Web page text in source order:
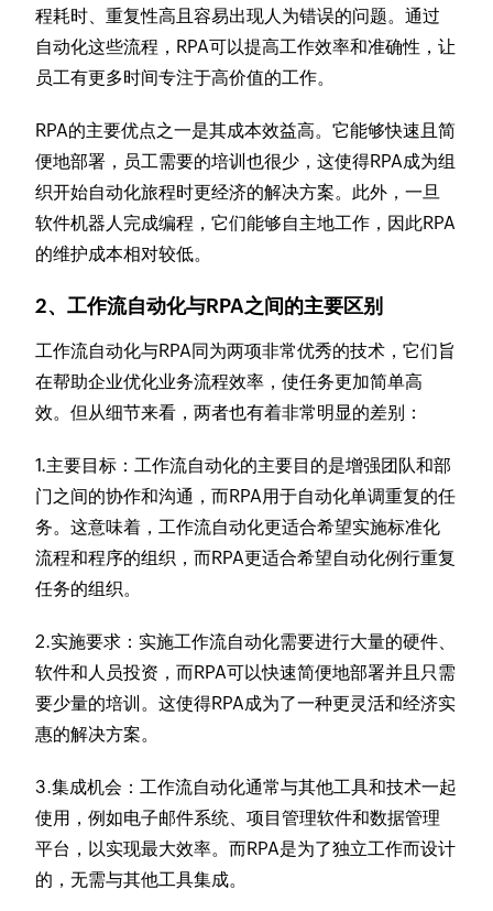
程耗时、重复性高且容易出现人为错误的问题。通过
自动化这些流程，RPA可以提高工作效率和准确性，让
员工有更多时间专注于高价值的工作。
RPA的主要优点之一是其成本效益高。它能够快速且简
便地部署，员工需要的培训也很少，这使得RPA成为组
织开始自动化旅程时更经济的解决方案。此外，一旦
软件机器人完成编程，它们能够自主地工作，因此RPA
的维护成本相对较低。
2、工作流自动化与RPA之间的主要区别
工作流自动化与RPA同为两项非常优秀的技术，它们旨
在帮助企业优化业务流程效率，使任务更加简单高
效。但从细节来看，两者也有着非常明显的差别：
1.主要目标：工作流自动化的主要目的是增强团队和部
门之间的协作和沟通，而RPA用于自动化单调重复的任
务。这意味着，工作流自动化更适合希望实施标准化
流程和程序的组织，而RPA更适合希望自动化例行重复
任务的组织。
2.实施要求： 实施工作流自动化需要进行大量的硬件、
软件和人员投资，而RPA可以快速简便地部署并且只需
要少量的培训。这使得RPA成为了一种更灵活和经济实
惠的解决方案。
3.集成机会：工作流自动化通常与其他工具和技术一起
使用，例如电子邮件系统、项目管理软件和数据管理
平台，以实现最大效率。而RPA是为了独立工作而设计
的，无需与其他工具集成。